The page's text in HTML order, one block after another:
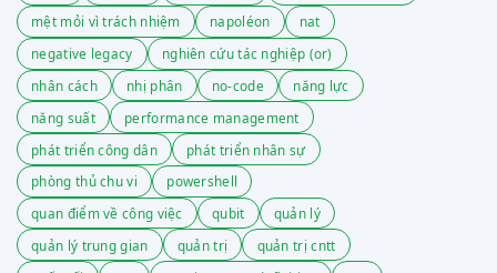
mệt mỏi vì trách nhiệm
napoléon
nat
negative legacy
nghiên cứu tác nghiệp (or)
nhân cách
nhị phân no-code
năng lực
năng suất
performance management
phát triển công dân
phát triển nhân sự
phòng thủ chu vi
powershell
quan điểm về công việc
qubit
quản lý
quản lý trung gian
quản trị
quản trị cntt